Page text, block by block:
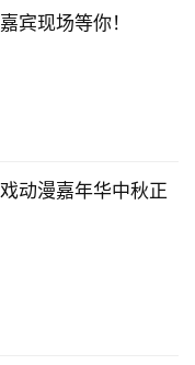
宾现场等你！
动漫嘉年华中秋正